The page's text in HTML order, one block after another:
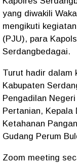
yang diwakili
mengikuti
(PJU), para
Serdangbedagai.
Turut hadir dalam
Kabupaten
Pengadilan
Pertanian, Kepala
Ketahanan
Gudang Perum
Zoom meeting